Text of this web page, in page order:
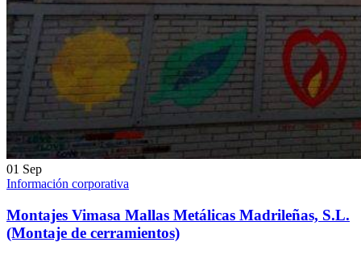
01 Sep
Información corporativa
Montajes Vimasa Mallas Metálicas Madrileñas, S.L.
(Montaje de cerramientos)